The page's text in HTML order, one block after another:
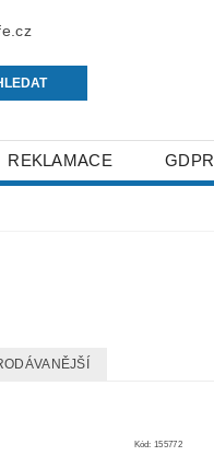
REKLAMACE GDPR
Kód:155772